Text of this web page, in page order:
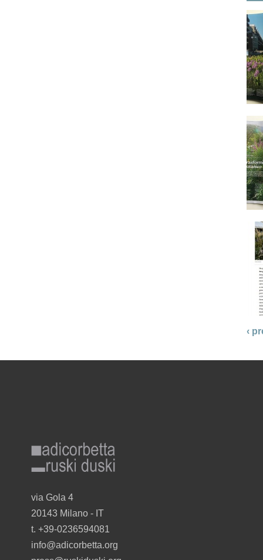
‹
via Gola 4
20143 Milano - I T
t. +39-0236594081
info@adicorbetta.org